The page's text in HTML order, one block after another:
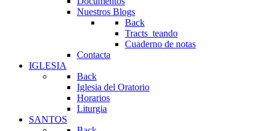
Nuestros Blogs
Back
Tracts_teando
Cuaderno de notas
Contacta
IGLESIA
Back
Iglesia del Oratorio
Horarios
Liturgia
SANTOS